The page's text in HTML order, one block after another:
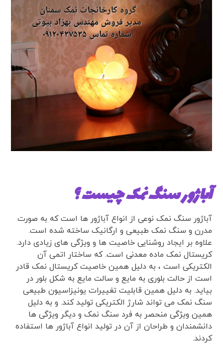
آباژور سنگ نمک چیست ؟
آباژور سنگ نمک نوعی از انواع آباژور ها است که به صورت
مدرن و سنگ نمک طبیعی و ارگانیک ساخته شده است.
علاوه بر ایجاد روشنایی خاصیت ها و ویژگی های زیادی دارد.
کریستال نمک ماده معدنی است. که ساختار اتمی آن
الکتریکی است ، به دلیل همین خاصیت کریستال نمک قادر
است از حالت بلوری به مایع و سالت مایع به شکل بلور در
بیاید. به دلیل همین قابلیت تغییرات یونیزاسیون طبیعی
سنگ نمک می تواند شارژ الکتریکی تولید کند. و به دلیل
همین ویژگی منحصر به فرد سنگ نمک و دیگر ویژگی ها
دانشمندان و طراحان از آن در تولید انواع آباژور ها استفاده
کردند.